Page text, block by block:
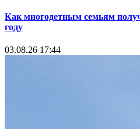
Как многодетным семьям
году
03.08.26 17:44